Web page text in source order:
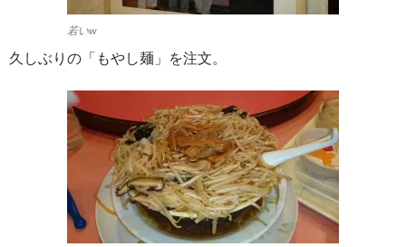
若いw
久しぶりの「もやし麺」を注文。